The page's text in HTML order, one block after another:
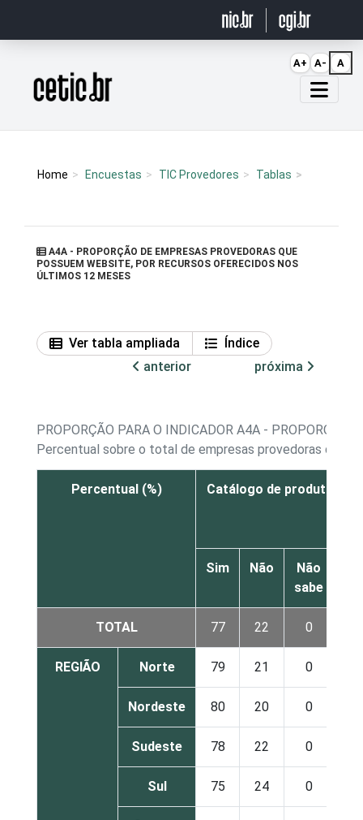
Página inicial
Home Encuestas TIC Provedores Tablas
A4A - PROPORÇÃO DE EMPRESAS PROVEDORAS QUE
POSSUEM WEBSITE, POR RECURSOS OFERECIDOS NOS
ÚLTIMOS 12 MESES
Ver tabla ampliada
Índice
anterior
próxima
PROPORÇÃO PARA O INDICADOR A4A - PROPORÇÃO
Percentual sobre o total de empresas provedoras que
Percentual (%) Catálogo de produtos e
Sim Não
Não
sabe
TOTAL 77 22 0
REGIÃO Norte 79 21 0
Nordeste 80 20 0
Sudeste 78 22 0
Sul 75 24 0
A+ A- A